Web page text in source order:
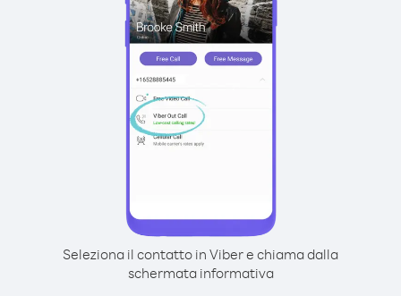
Seleziona il contatto in Viber e chiama dalla
schermata informativa